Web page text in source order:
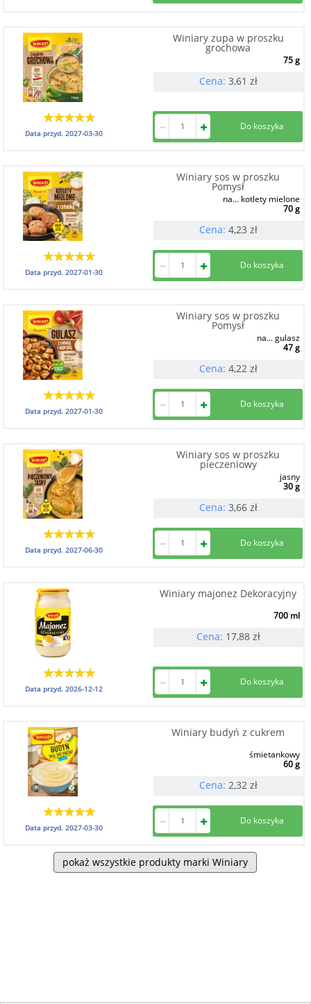
Winiary zupa w proszku
grochowa
75 g
Cena: 3,61 zł
Data przyd.2027-03-30
Winiary sos w proszku
Pomysł
na... kotlety mielone
70 g
Cena: 4,23 zł
Data przyd.2027-01-30
Winiary sos w proszku
Pomysł
na... gulasz
47 g
Cena: 4,22 zł
Data przyd.2027-01-30
Winiary sos w proszku
pieczeniowy
jasny
30 g
Cena: 3,66 zł
Data przyd.2027-06-30
Winiary majonez Dekoracyjny
700 ml
Cena: 17,88 zł
Data przyd.2026-12-12
Winiary budyń z cukrem
śmietankowy
60 g
Cena: 2,32 zł
Data przyd.2027-03-30
pokaż wszystkie produkty marki Winiary